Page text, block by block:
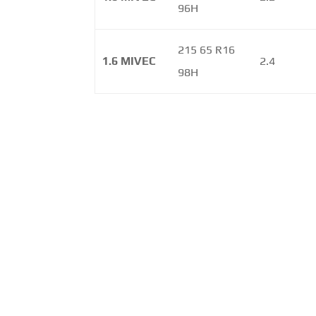
96H
1.6 MIVEC
215 65 R16
98H
2.4